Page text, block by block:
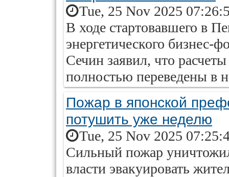
Tue, 25 Nov 2025
В ходе стартовавшего в
энергетического бизнес-
Сечин заявил, что
полностью переведены в
Пожар в японской
потушить уже неделю
Tue, 25 Nov 2025
Сильный пожар
власти эвакуировать